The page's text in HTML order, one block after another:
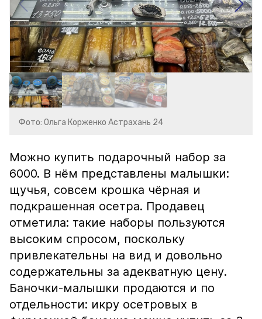
Фото: Ольга Корженко Астрахань 24
Можно купить подарочный набор за
6000. В нём представлены малышки:
щучья, совсем крошка чёрная и
подкрашенная осетра. Продавец
отметила: такие наборы пользуются
высоким спросом, поскольку
привлекательны на вид и довольно
содержательны за адекватную цену.
Баночки-малышки продаются и по
отдельности: икру осетровых в